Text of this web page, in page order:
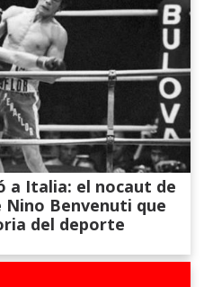
a Italia: el nocaut de
Benvenuti que
del deporte